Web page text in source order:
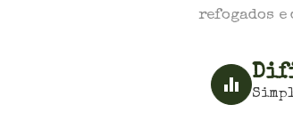
refogados